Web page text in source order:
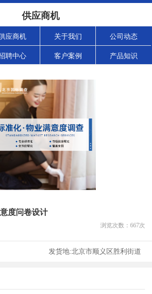
供应商机
应商机 关于我们 公司动态
聘中心 客户案例 产品知识
度问卷设计
浏览次数： 667次
发货地:北京市顺义区胜利街道